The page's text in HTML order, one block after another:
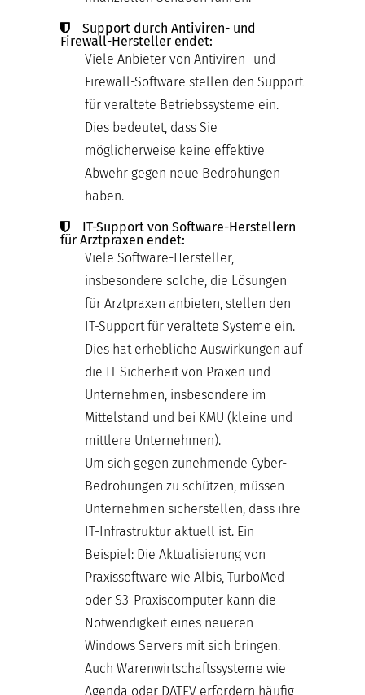
Support durch Antiviren- und
Firewall-Hersteller endet:
Viele Anbieter von Antiviren- und
Firewall-Software stellen den Support
für veraltete Betriebssysteme ein.
Dies bedeutet, dass Sie
möglicherweise keine effektive
Abwehr gegen neue Bedrohungen
haben.
IT-Support von Software-Herstellern
für Arztpraxen endet:
Viele Software-Hersteller,
insbesondere solche, die Lösungen
für Arztpraxen anbieten, stellen den
IT-Support für veraltete Systeme ein.
Dies hat erhebliche Auswirkungen auf
die IT-Sicherheit von Praxen und
Unternehmen, insbesondere im
Mittelstand und bei KMU (kleine und
mittlere Unternehmen).
Um sich gegen zunehmende Cyber-
Bedrohungen zu schützen, müssen
Unternehmen sicherstellen, dass ihre
IT-Infrastruktur aktuell ist. Ein
Beispiel: Die Aktualisierung von
Praxissoftware wie Albis, TurboMed
oder S3-Praxiscomputer kann die
Notwendigkeit eines neueren
Windows Servers mit sich bringen.
Auch Warenwirtschaftssysteme wie
Agenda oder DATEV erfordern häufig